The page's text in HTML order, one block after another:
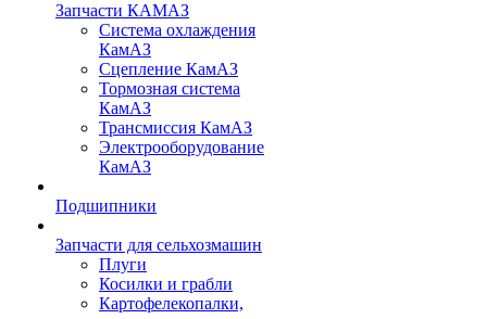
Запчасти КАМАЗ
Система охлаждения
КамАЗ
Сцепление КамАЗ
Тормозная система
КамАЗ
Трансмиссия КамАЗ
Электрооборудование
КамАЗ
Подшипники
Запчасти для сельхозмашин
Плуги
Косилки и грабли
Картофелекопалки,